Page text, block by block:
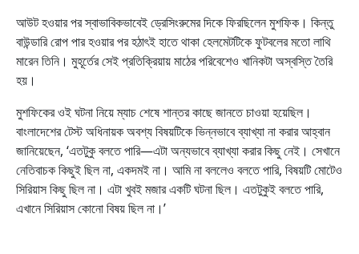
আউট হওয়ার পর স্বাভাবিকভাবেই ড্রেসিংরুমের দিকে ফিরছিলেন মুশফিক। কিন্তু
বাউন্ডারি রোপ পার হওয়ার পর হঠাৎই হাতে থাকা হেলমেটটিকে ফুটবলের মতো লাথি
মারেন তিনি। মুহূর্তের সেই প্রতিক্রিয়ায় মাঠের পরিবেশেও খানিকটা অস্বস্তি তৈরি
হয়।
মুশফিকের ওই ঘটনা নিয়ে ম্যাচ শেষে শান্তর কাছে জানতে চাওয়া হয়েছিল।
বাংলাদেশের টেস্ট অধিনায়ক অবশ্য বিষয়টিকে ভিন্নভাবে ব্যাখ্যা না করার আহ্বান
জানিয়েছেন, ‘এতটুকু বলতে পারি—এটা অন্যভাবে ব্যাখ্যা করার কিছু নেই। সেখানে
নেতিবাচক কিছুই ছিল না, একদমই না। আমি না বললেও বলতে পারি, বিষয়টি মোটেও
সিরিয়াস কিছু ছিল না। এটা খুবই মজার একটি ঘটনা ছিল। এতটুকুই বলতে পারি,
এখানে সিরিয়াস কোনো বিষয় ছিল না।’